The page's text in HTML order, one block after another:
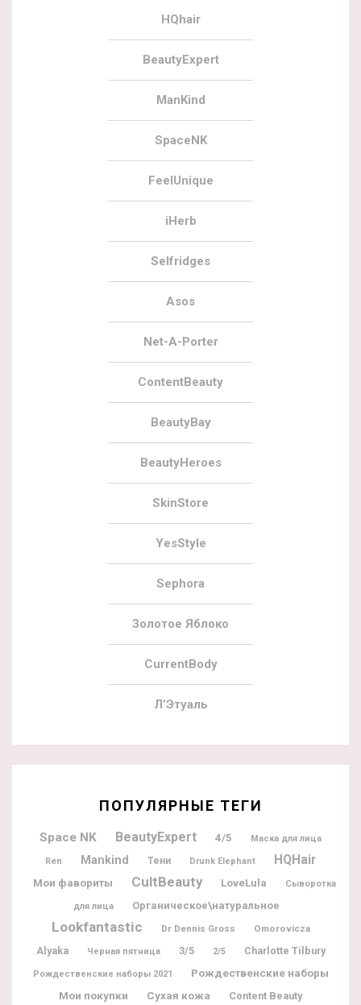
HQhair
BeautyExpert
ManKind
SpaceNK
FeelUnique
iHerb
Selfridges
Asos
Net-A-Porter
ContentBeauty
BeautyBay
BeautyHeroes
SkinStore
YesStyle
Sephora
Золотое Яблоко
CurrentBody
Л’Этуаль
ПОПУЛЯРНЫЕ ТЕГИ
Space NK BeautyExpert 4/5 Маска для лица
Ren Mankind Тени Drunk Elephant HQHair
Мои фавориты CultBeauty LoveLula Сыворотка
для лица Органическое\натуральное
Lookfantastic Dr Dennis Gross Omorovicza
Alyaka Черная пятница 3/5 2/5 Charlotte Tilbury
Рождественские наборы 2021
Рождественские наборы
Мои покупки
Сухая кожа Content Beauty